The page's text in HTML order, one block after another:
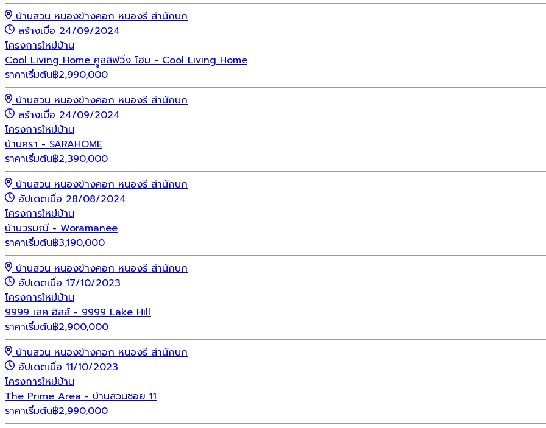
บ้านสวน หนองข้างคอก หนองรี สำนักบก
สร้างเมื่อ 24/09/2024
โครงการใหม่บ้าน
Cool Living Home คููลลิฟวิ่ง โฮม - Cool Living Home
ราคาเริ่มต้น฿2,990,000
บ้านสวน หนองข้างคอก หนองรี สำนักบก
สร้างเมื่อ 24/09/2024
โครงการใหม่บ้าน
บ้านศรา - SARAHOME
ราคาเริ่มต้น฿2,390,000
บ้านสวน หนองข้างคอก หนองรี สำนักบก
อัปเดตเมื่อ 28/08/2024
โครงการใหม่บ้าน
บ้านวรมณี - Woramanee
ราคาเริ่มต้น฿3,190,000
บ้านสวน หนองข้างคอก หนองรี สำนักบก
อัปเดตเมื่อ 17/10/2023
โครงการใหม่บ้าน
9999 เลค ฮิลล์ - 9999 Lake Hill
ราคาเริ่มต้น฿2,900,000
บ้านสวน หนองข้างคอก หนองรี สำนักบก
อัปเดตเมื่อ 11/10/2023
โครงการใหม่บ้าน
The Prime Area - บ้านสวนซอย 11
ราคาเริ่มต้น฿2,990,000